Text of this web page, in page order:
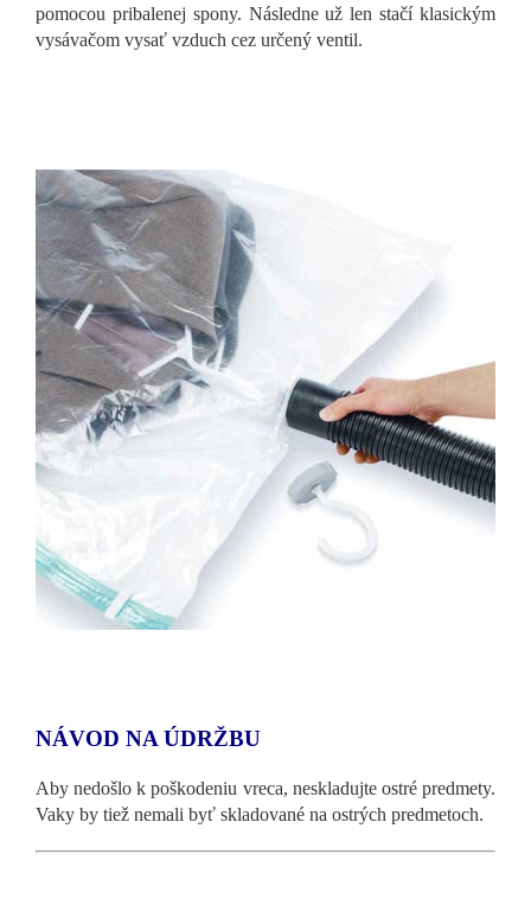
pomocou pribalenej spony. Následne už len stačí klasickým
vysávačom vysať vzduch cez určený ventil.
NÁVOD NA ÚDRŽBU
Aby nedošlo k poškodeniu vreca, neskladujte ostré predmety.
Vaky by tiež nemali byť skladované na ostrých predmetoch.